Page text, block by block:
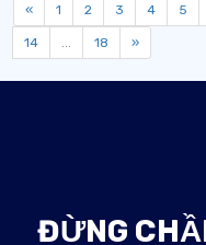
« 1 2 3 4 5
14 18 »
ĐỪNG